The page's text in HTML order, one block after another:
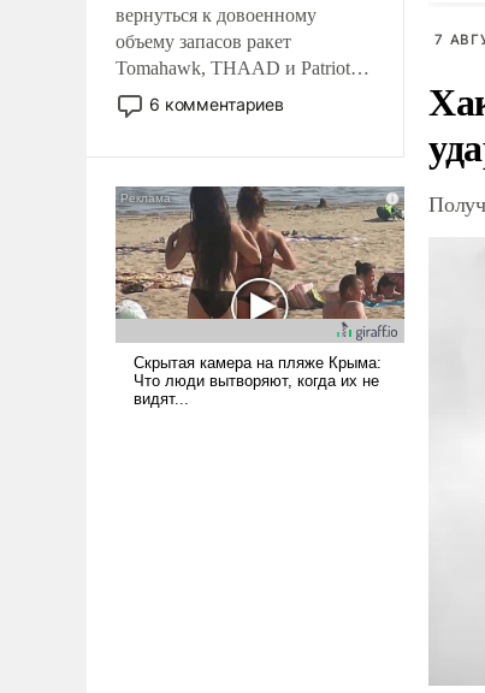
вернуться к довоенному
объему запасов ракет
Tomahawk, THAAD и Patriot
США потребуется более трех
лет. Даже небольшая война с
Сложившаяся ситуация
означает многолетний период
уязвимости США, например,
перед Китаем.
6 комментариев
7